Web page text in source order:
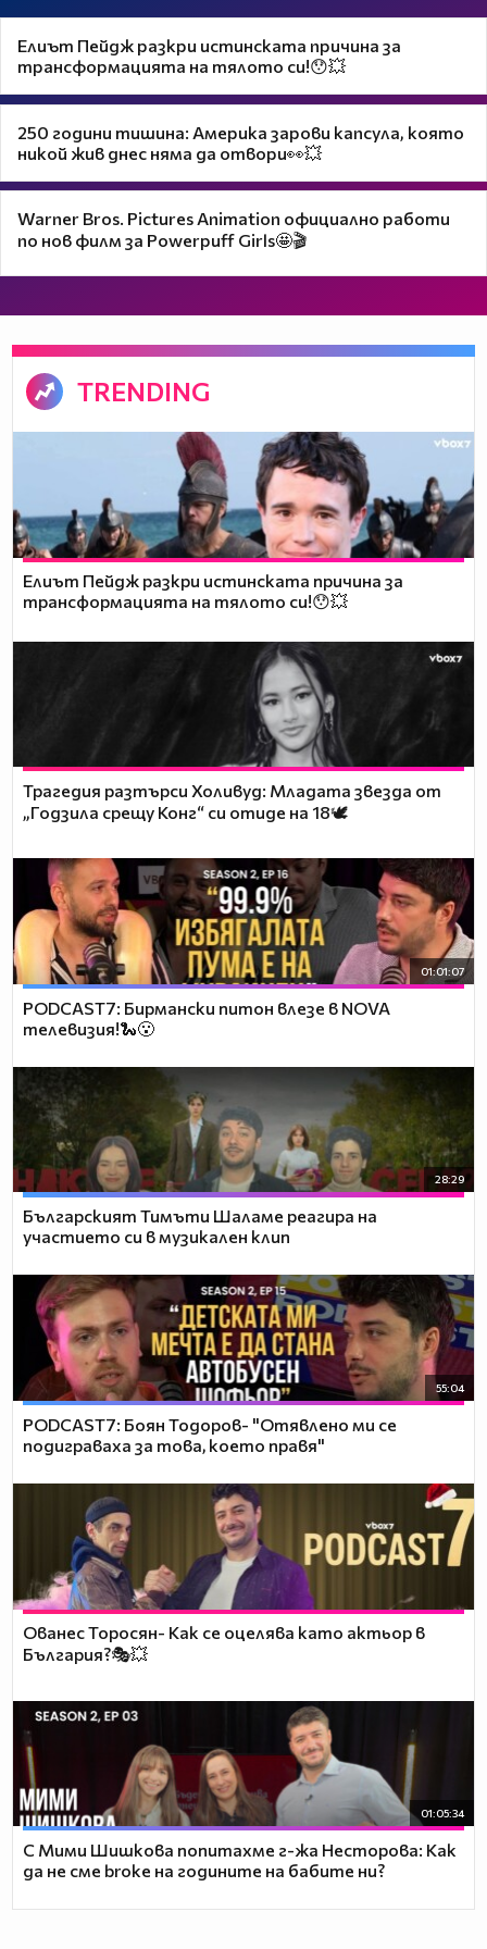
Елиът Пейдж разкри истинската причина за
трансформацията на тялото си!😯💥
250 години тишина: Америка зарови капсула, която
никой жив днес няма да отвори👀💥
Warner Bros. Pictures Animation официално работи
по нов филм за Powerpuff Girls🤩🎬
TRENDING
Елиът Пейдж разкри истинската причина за
трансформацията на тялото си!😯💥
Трагедия разтърси Холивуд: Младата звезда от
„Годзила срещу Конг“ си отиде на 18🕊️
01:01:07
PODCAST7: Бирмански питон влезе в NOVA
телевизия!🐍😮
28:29
Българският Тимъти Шаламе реагира на
участието си в музикален клип
55:04
PODCAST7: ‪Боян Тодоров- "Отявлено ми се
подиграваха за това, което правя"
Ованес Торосян- Как се оцелява като актьор в
България?🎭💥
01:05:34
С Мими Шишкова попитахме г-жа Несторова: Как
да не сме broke на годините на бабите ни?